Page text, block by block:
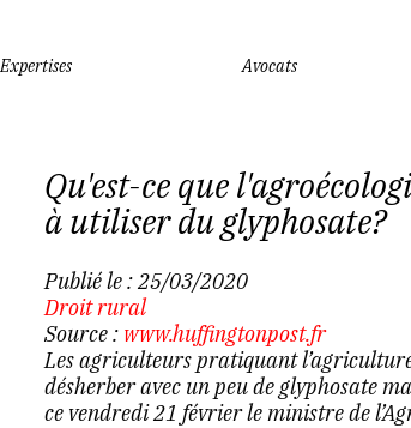
Expertises Avocats
Qu'est-ce que
à utiliser du glyphosate?
Publié le :25/03/2020
Droit rural
Source : www.huffingtonpost.fr
Les agriculteurs pratiquant
désherber avec un peu de glyphosate
ce vendredi 21 février le ministre de